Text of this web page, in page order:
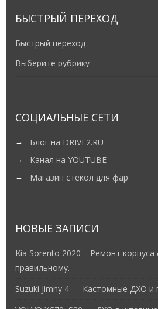
БЫСТРЫЙ ПЕРЕХОД
Быстрый переход
СОЦИАЛЬНЫЕ СЕТИ
Блог на DRIVE2.RU
Канал на YOUTUBE
Магазин стекол для фар
НОВЫЕ ЗАПИСИ
Kia Sorento 2020- . Ремонт
правильному.
Suzuki Jimny 4 — Кастомные ДХО и